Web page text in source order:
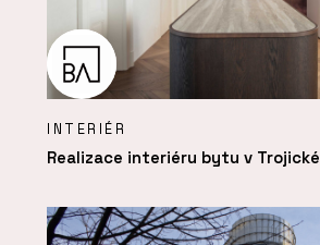
INTERIÉR
Realizace interiéru bytu v Trojické